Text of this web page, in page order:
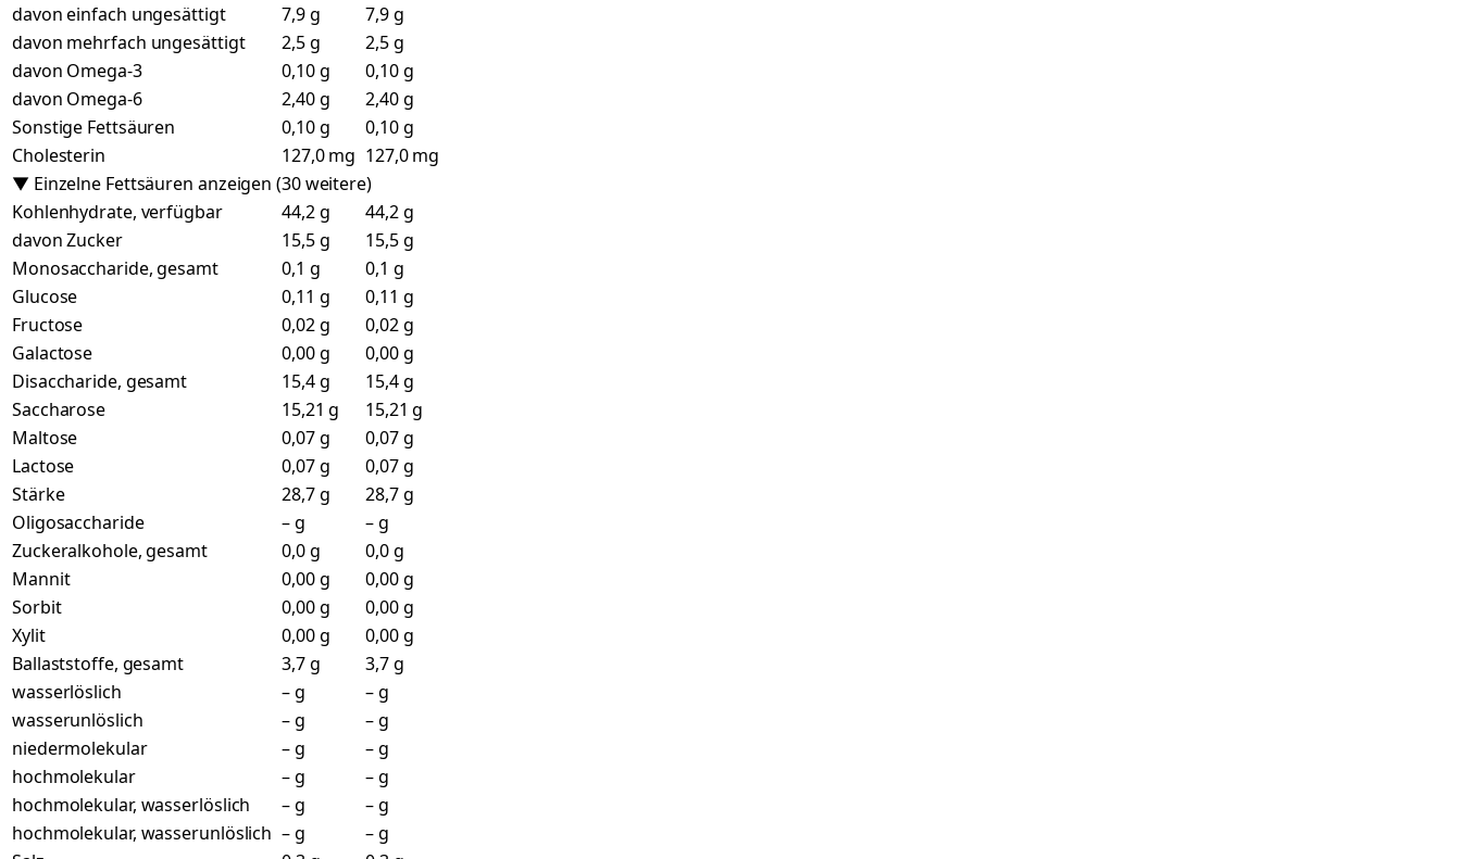
davon einfach ungesättigt
7,9 g
7,9 g
davon mehrfach ungesättigt
2,5 g
2,5 g
davon Omega-3
0,10 g
0,10 g
davon Omega-6
2,40 g
2,40 g
Sonstige Fettsäuren
0,10 g
0,10 g
Cholesterin
127,0 mg 127,0 mg
▼ Einzelne Fettsäuren anzeigen (30 weitere)
Kohlenhydrate, verfügbar
44,2 g
44,2 g
davon Zucker
15,5 g
15,5 g
Monosaccharide, gesamt
0,1 g
0,1 g
Glucose
0,11 g
0,11 g
Fructose
0,02 g
0,02 g
Galactose
0,00 g
0,00 g
Disaccharide, gesamt
15,4 g
15,4 g
Saccharose
15,21 g
15,21 g
Maltose
0,07 g
0,07 g
Lactose
0,07 g
0,07 g
Stärke
28,7 g
28,7 g
Oligosaccharide
– g
– g
Zuckeralkohole, gesamt
0,0 g
0,0 g
Mannit
0,00 g
0,00 g
Sorbit
0,00 g
0,00 g
Xylit
0,00 g
0,00 g
Ballaststoffe, gesamt
3,7 g
3,7 g
wasserlöslich
– g
– g
wasserunlöslich
– g
– g
niedermolekular
– g
– g
hochmolekular
– g
– g
hochmolekular, wasserlöslich
– g
– g
hochmolekular, wasserunlöslich – g
– g